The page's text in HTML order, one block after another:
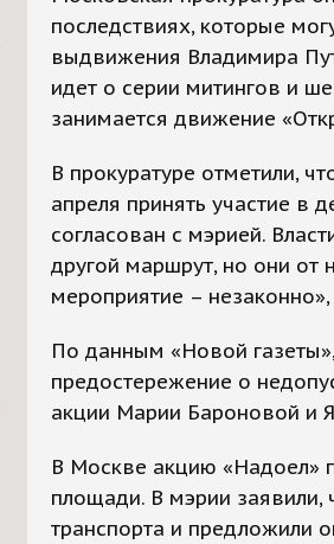
последствиях, которые
выдвижения Владимира
идет о серии митингов и
занимается движение
В прокуратуре отметили,
апреля принять участие в
согласован с мэрией.
другой маршрут, но они от
мероприятие –
По данным «Новой
предостережение о
акции Марии Бароновой и
В Москве акцию «Надоел»
площади. В мэрии
транспорта и предложили